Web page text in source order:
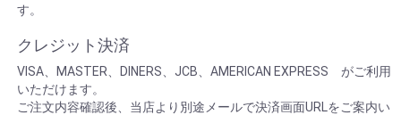
す。
クレジット決済
VISA、MASTER、DINERS、JCB、AMERICAN EXPRESS がご利用
いただけます。
ご注文内容確認後、当店より別途メールで決済画面URLをご案内い